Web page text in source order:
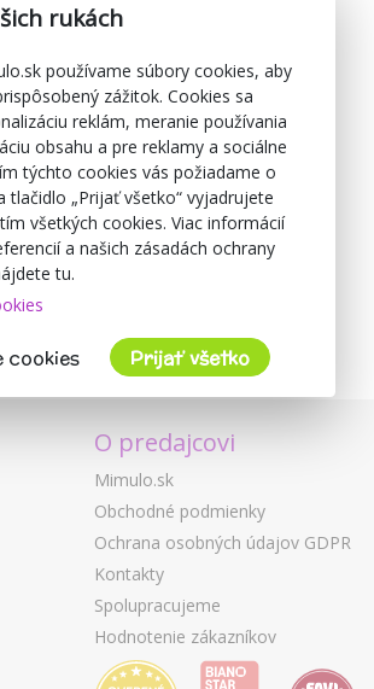
A KVALITA
O predajcovi
Mimulo.sk
Obchodné podmienky
Ochrana osobných údajov GDPR
Kontakty
Spolupracujeme
Hodnotenie zákazníkov
rukách
používame súbory cookies, aby
zážitok. Cookies sa
reklám, meranie používania
obsahu a pre reklamy a sociálne
týchto cookies vás požiadame o
tlačidlo „Prijať všetko“ vyjadrujete
všetkých cookies. Viac informácií
a našich zásadách ochrany
tu.
cookies Prijať všetko